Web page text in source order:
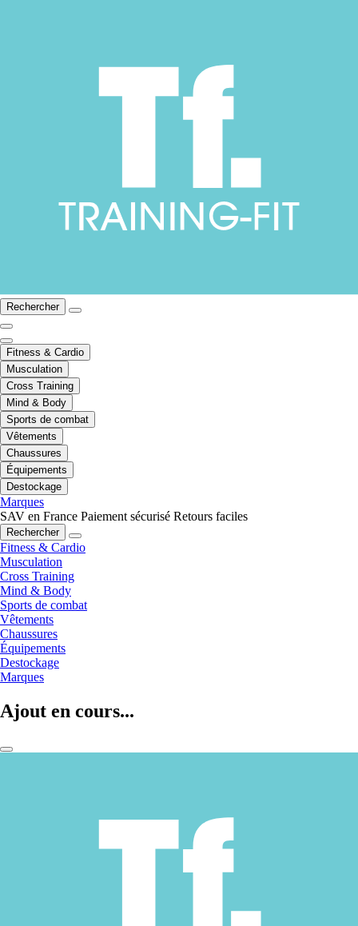
Rechercher
Fitness & Cardio
Musculation
Cross Training
Mind & Body
Sports de combat
Vêtements
Chaussures
Équipements
Destockage
Marques
SAV en France Paiement sécurisé Retours faciles
Rechercher
Fitness & Cardio
Musculation
Cross Training
Mind & Body
Sports de combat
Vêtements
Chaussures
Équipements
Destockage
Marques
Ajout en cours...